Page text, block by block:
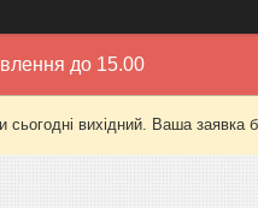
до 15.00
вихідний. Ваша